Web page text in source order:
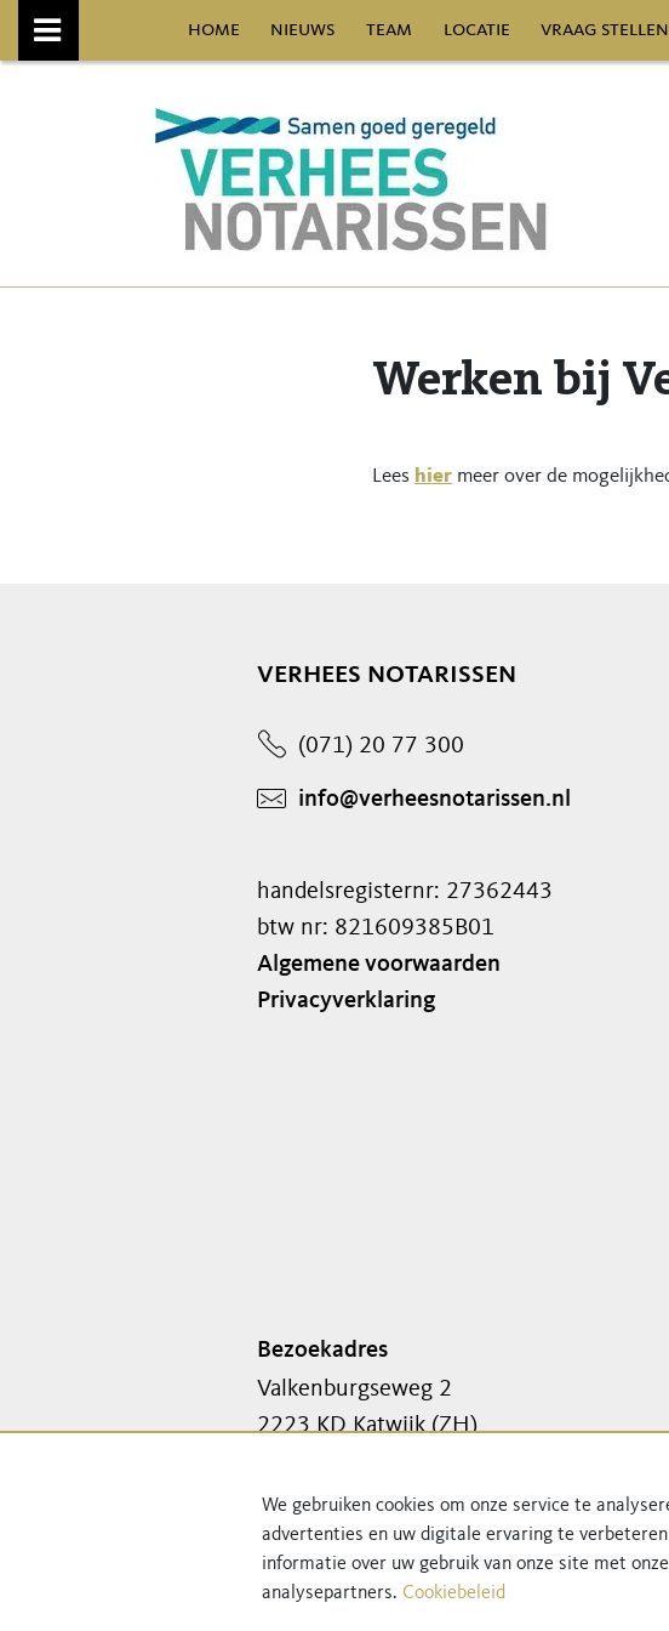
home nieuws team locatie vraag stellen
We gebruiken cookies om onze service te
advertenties en uw digitale ervaring te
informatie over uw gebruik van onze site met
analysepartners. Cookiebeleid
Werken bij
Lees hier meer over de
verhees notarissen
(071) 20 77 300
info@verheesnotarissen.nl
handelsregisternr: 27362443
btw nr: 821609385B01
Algemene voorwaarden
Privacyverklaring
Bezoekadres
Valkenburgseweg 2
2223 KD Katwijk (ZH)